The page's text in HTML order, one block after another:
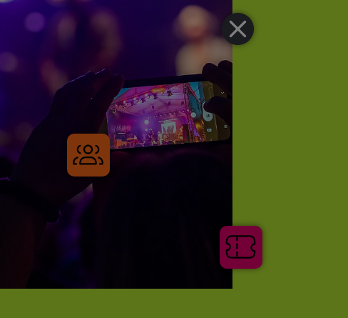
Pauschalen